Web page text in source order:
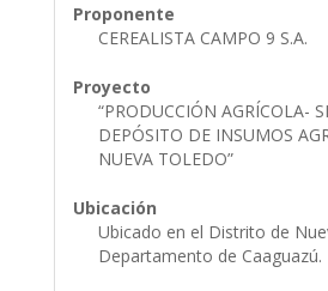
Proponente
CEREALISTA CAMPO 9 S.A.
Proyecto
“PRODUCCIÓN AGRÍCOLA-
DEPÓSITO DE INSUMOS
NUEVA TOLEDO”
Ubicación
Ubicado en el Distrito de
Departamento de Caaguazú.